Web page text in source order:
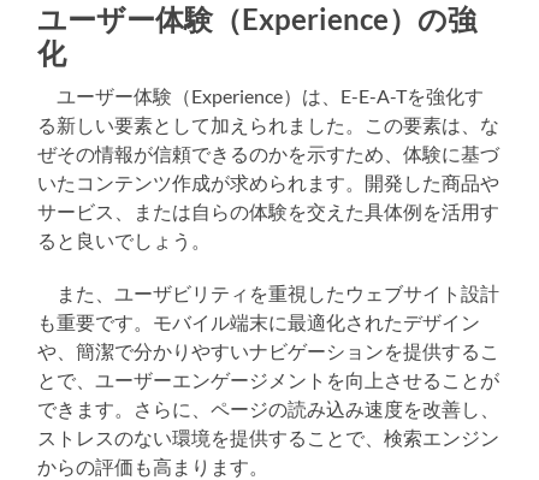
ユーザー体験（Experience）の強
化
ユーザー体験（Experience）は、E-E-A-Tを強化す
る新しい要素として加えられました。この要素は、な
ぜその情報が信頼できるのかを示すため、体験に基づ
いたコンテンツ作成が求められます。開発した商品や
サービス、または自らの体験を交えた具体例を活用す
ると良いでしょう。
また、ユーザビリティを重視したウェブサイト設計
も重要です。モバイル端末に最適化されたデザイン
や、簡潔で分かりやすいナビゲーションを提供するこ
とで、ユーザーエンゲージメントを向上させることが
できます。さらに、ページの読み込み速度を改善し、
ストレスのない環境を提供することで、検索エンジン
からの評価も高まります。